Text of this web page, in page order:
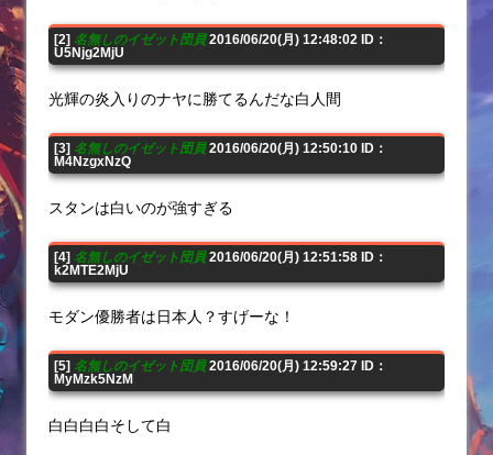
[2] 名無しのイゼット団員2016/06/20(月) 12:48:02 ID：
U5Njg2MjU
光輝の炎入りのナヤに勝てるんだな白人間
[3] 名無しのイゼット団員2016/06/20(月) 12:50:10 ID：
M4NzgxNzQ
スタンは白いのが強すぎる
[4] 名無しのイゼット団員2016/06/20(月) 12:51:58 ID：
k2MTE2MjU
モダン優勝者は日本人？すげーな！
[5] 名無しのイゼット団員2016/06/20(月) 12:59:27 ID：
MyMzk5NzM
白白白白そして白